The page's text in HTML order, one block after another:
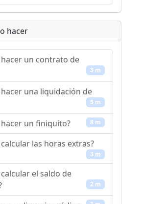
hacer
hacer un contrato de
3 m
hacer una liquidación de
5 m
hacer un finiquito? 8 m
las horas extras?
3 m
el saldo de
2 m